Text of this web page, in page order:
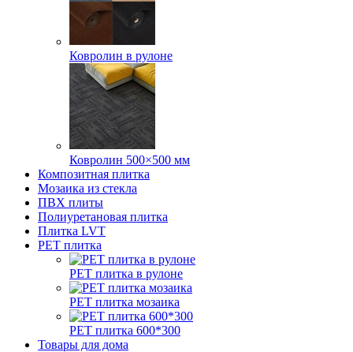
Ковролин в рулоне
Ковролин 500×500 мм
Композитная плитка
Мозаика из стекла
ПВХ плиты
Полиуретановая плитка
Плитка LVT
РЕТ плитка
РЕТ плитка в рулоне
РЕТ плитка мозаика
РЕТ плитка 600*300
Товары для дома